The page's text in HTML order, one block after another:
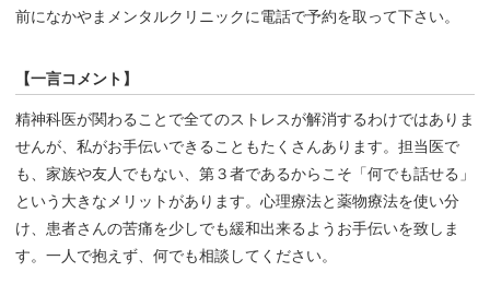
前になかやまメンタルクリニックに電話で予約を取って下さい。
【一言コメント】
精神科医が関わることで全てのストレスが解消するわけではありま
せんが、私がお手伝いできることもたくさんあります。担当医で
も、家族や友人でもない、第３者であるからこそ「何でも話せる」
という大きなメリットがあります。心理療法と薬物療法を使い分
け、患者さんの苦痛を少しでも緩和出来るようお手伝いを致しま
す。一人で抱えず、何でも相談してください。